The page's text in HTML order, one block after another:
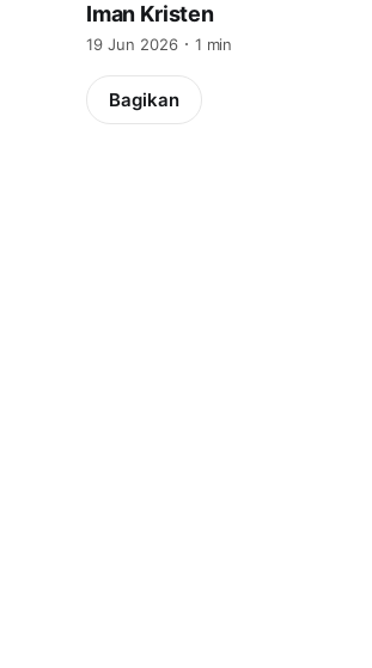
Iman Kristen
19 Jun 2026 1 min
Bagikan